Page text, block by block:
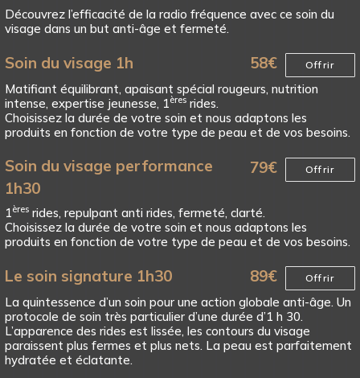
Découvrez l’efficacité de la radio fréquence avec ce soin du
visage dans un but anti-âge et fermeté.
Soin du visage 1h 58€ Offrir
Matifiant équilibrant, apaisant spécial rougeurs, nutrition
intense, expertise jeunesse, 1ères rides.
Choisissez la durée de votre soin et nous adaptons les
produits en fonction de votre type de peau et de vos besoins.
Soin du visage performance
1h30
79€ Offrir
1ères rides, repulpant anti rides, fermeté, clarté.
Choisissez la durée de votre soin et nous adaptons les
produits en fonction de votre type de peau et de vos besoins.
Le soin signature 1h30 89€ Offrir
La quintessence d’un soin pour une action globale anti-âge. Un
protocole de soin très particulier d’une durée d’1 h 30.
L’apparence des rides est lissée, les contours du visage
paraissent plus fermes et plus nets. La peau est parfaitement
hydratée et éclatante.